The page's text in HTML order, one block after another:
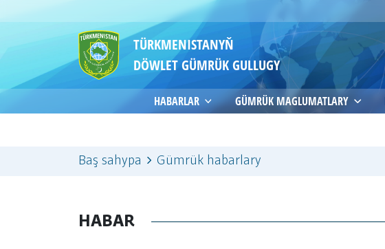
TÜRKMENISTANYŇ
DÖWLET GÜMRÜK GULLUGY
HABARLAR GÜMRÜK MAGLUMATLARY
Baş sahypa Gümrük habarlary
HABAR